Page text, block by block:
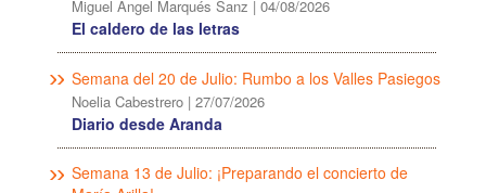
Miguel Ángel Marqués Sanz | 04/08/2026
El caldero de las letras
Semana del 20 de Julio: Rumbo a los Valles Pasiegos
Noelia Cabestrero | 27/07/2026
Diario desde Aranda
Semana 13 de Julio: ¡Preparando el concierto de